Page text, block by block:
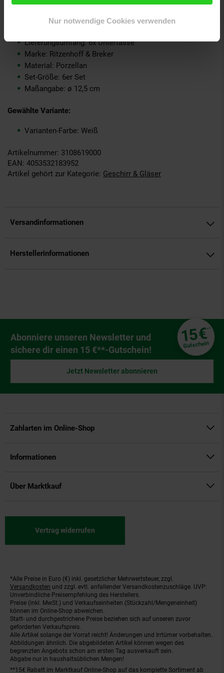
Nur notwendige Cookies verwenden
Grundpreispflicht: Nein
Lieferungsumfang: 6x Untertasse
Marke: Ritzenhoff & Breker
Material: Porzellan
Set-Größe: 6er Set
Maßangabe: ø 12,5 cm
Gewählte Variante:
Varianten-Farbe: Weiß
Artikelnummer: 3108619000
EAN: 4053532183952
Artikel gehört zur Kategorie: Geschirr & Gläser
Versandinformationen
Herstellerinformationen
Newsletter Anmeldung
Abonniere unseren Newsletter und
sichere dir einen 15 €**-Gutschein!
15€**
Gutschein
Jetzt Newsletter abonnieren
Zahlarten im Online-Shop
Informationen
Über Marktkauf
Vertrag widerrufen
Fußnoten
*Alle Preise in Euro (€) inkl. gesetzlicher Mehrwertsteuer, zzgl.
Versandkosten und zzgl. evtl. anfallender Versandkostenzuschläge. UVP:
Unverbindliche Preisempfehlung des Herstellers.
Preise (inkl. MwSt.) und Verkaufseinheiten (Stückzahl/Mengeneinheit)
können im Online-Shop abweichen.
Statt- und durchgestrichene Preise beziehen sich auf unseren zuvor
geforderten Verkaufspreis.
Alle Artikel solange der Vorrat reicht! Änderungen und Irrtümer vorbehalten.
Abbildungen ähnlich. Die abgebildeten Artikel können wegen des
begrenzten Angebots schon am ersten Tag ausverkauft sein.
Abgabe nur in haushaltsüblichen Mengen!
**15€ Rabatt im Marktkauf Online-Shop auf das komplette Sortiment ab